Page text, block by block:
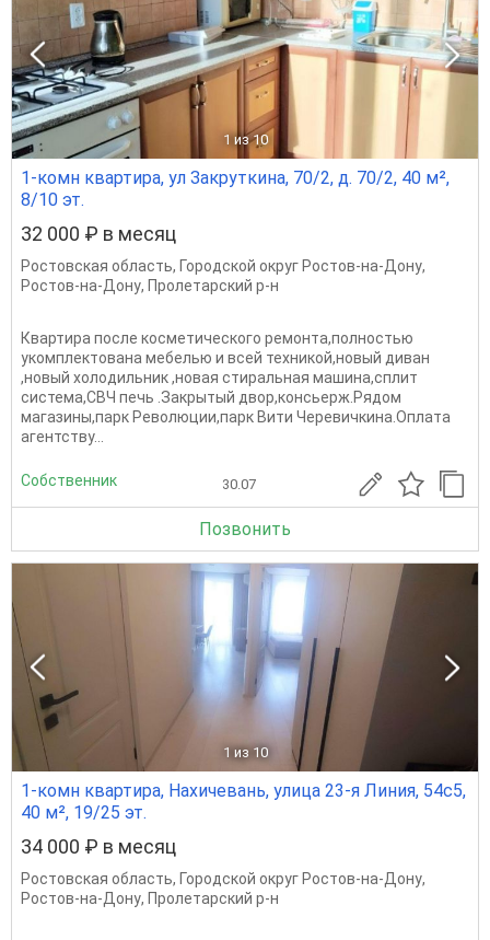
1 из 10
1-комн квартира, ул Закруткина, 70/2, д. 70/2, 40 м²,
8/10 эт.
32 000 ₽ в месяц
Ростовская область, Городской округ Ростов-на-Дону,
Ростов-на-Дону, Пролетарский р-н
Квартира после косметического ремонта,полностью
укомплектована мебелью и всей техникой,новый диван
,новый холодильник ,новая стиральная машина,сплит
система,СВЧ печь .Закрытый двор,консьерж.Рядом
магазины,парк Революции,парк Вити Черевичкина.Оплата
агентству...
Собственник 30.07
Позвонить
1 из 10
1-комн квартира, Нахичевань, улица 23-я Линия, 54с5,
40 м², 19/25 эт.
34 000 ₽ в месяц
Ростовская область, Городской округ Ростов-на-Дону,
Ростов-на-Дону, Пролетарский р-н